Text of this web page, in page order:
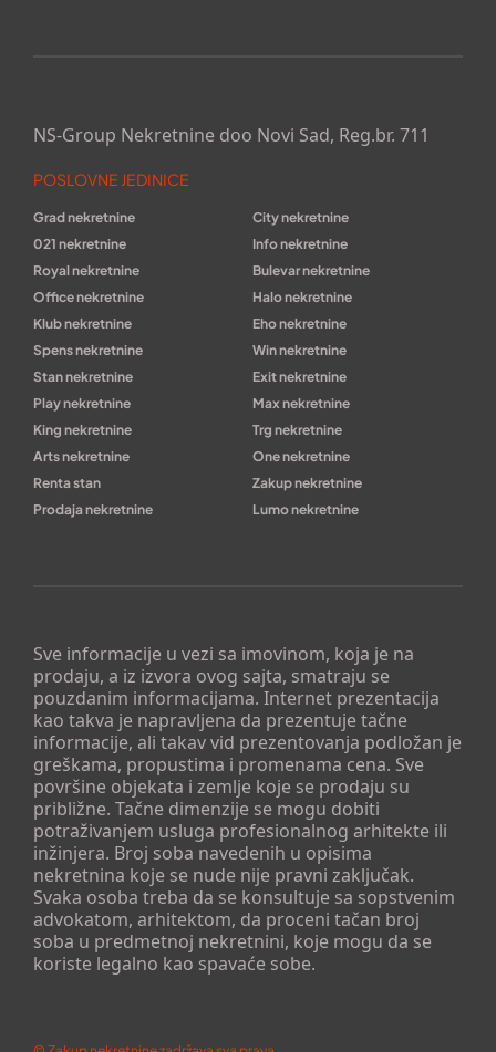
Sve informacije u vezi sa imovinom, koja je na
prodaju, a iz izvora ovog sajta, smatraju se
pouzdanim informacijama. Internet prezentacija
kao takva je napravljena da prezentuje tačne
informacije, ali takav vid prezentovanja podložan je
greškama, propustima i promenama cena. Sve
površine objekata i zemlje koje se prodaju su
približne. Tačne dimenzije se mogu dobiti
potraživanjem usluga profesionalnog arhitekte ili
inžinjera. Broj soba navedenih u opisima
nekretnina koje se nude nije pravni zaključak.
Svaka osoba treba da se konsultuje sa sopstvenim
advokatom, arhitektom, da proceni tačan broj
soba u predmetnoj nekretnini, koje mogu da se
koriste legalno kao spavaće sobe.
NS-Group Nekretnine doo Novi Sad, Reg.br. 711
POSLOVNE JEDINICE
Grad nekretnine
City nekretnine
021 nekretnine
Info nekretnine
Royal nekretnine
Bulevar nekretnine
Office nekretnine
Halo nekretnine
Klub nekretnine
Eho nekretnine
Spens nekretnine
Win nekretnine
Stan nekretnine
Exit nekretnine
Play nekretnine
Max nekretnine
King nekretnine
Trg nekretnine
Arts nekretnine
One nekretnine
Renta stan
Zakup nekretnine
Prodaja nekretnine
Lumo nekretnine